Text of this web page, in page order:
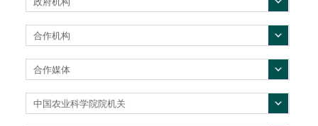
合作机构
合作媒体
中国农业科学院院机关